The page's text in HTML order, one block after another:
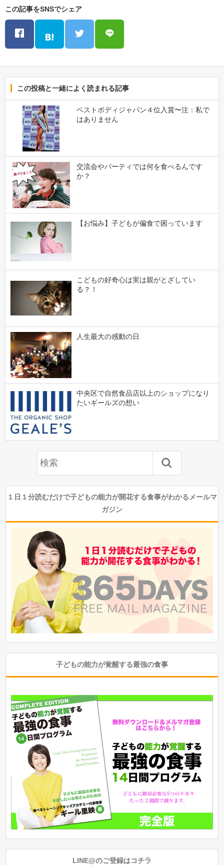
この記事をSNSでシェア
この投稿と一緒によく読まれる記事
ベストボディジャパン４位入賞〜注：私で
はありません
交流会やパーティでは何を食べるんです
か？
【お悩み】子どもが偏食で困っています
こどもの好奇心は実は親がとざしてい
る？！
人生最大の感動の日
中央区で自然食品店以上のショップになり
たいギールズの想い
１日１分読むだけで子どもの能力が開花する食事がわかるメールマ
ガジン
子どもの能力が覚醒する最強の食事
LINE@のご登録はコチラ